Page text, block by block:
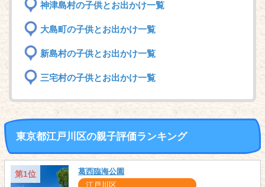
神津島村の子供とお出かけ一覧
大島町の子供とお出かけ一覧
新島村の子供とお出かけ一覧
三宅村の子供とお出かけ一覧
東京都江戸川区の親子評価ランキング
第1位 葛西臨海公園
江戸川区